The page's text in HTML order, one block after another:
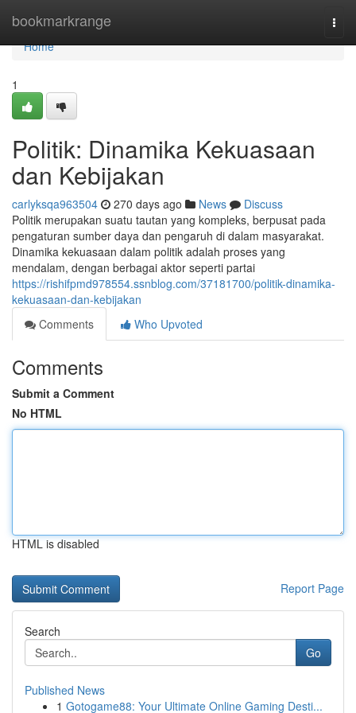
bookmarkrange
Home
Home
1
Politik: Dinamika Kekuasaan
dan Kebijakan
carlyksqa963504 270 days ago News
Discuss
Politik merupakan suatu tautan yang kompleks, berpusat pada
pengaturan sumber daya dan pengaruh di dalam masyarakat.
Dinamika kekuasaan dalam politik adalah proses yang
mendalam, dengan berbagai aktor seperti partai
https://rishifpmd978554.ssnblog.com/37181700/politik-dinamika-
kekuasaan-dan-kebijakan
Comments
Who Upvoted
Comments
Submit a Comment
No HTML
HTML is disabled
Report Page
Search
Go
Published News
1 Gotogame88: Your Ultimate Online Gaming Desti...